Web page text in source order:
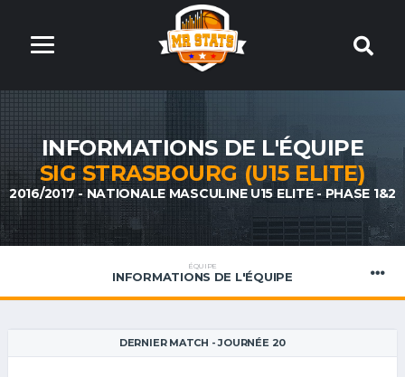
INFORMATIONS DE L'ÉQUIPE
SIG STRASBOURG (U15 ELITE)
2016/2017 - NATIONALE MASCULINE U15 ELITE - PHASE 1&2
ÉQUIPE
INFORMATIONS DE L'ÉQUIPE
DERNIER MATCH - JOURNÉE 20